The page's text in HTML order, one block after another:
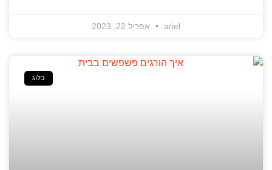
ariel אפריל 22, 2023
בלוג